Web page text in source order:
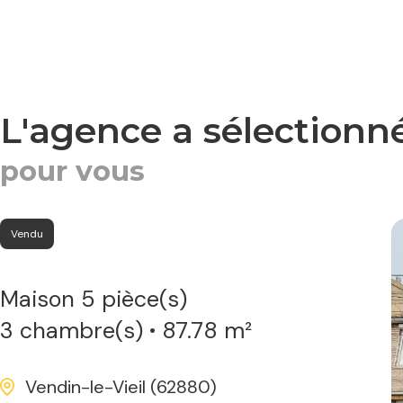
l'agence a
pour vous
Vendu
maison 5 pièce(s)
3 chambre(s)
87.78 m²
Vendin-le-Vieil (62880)